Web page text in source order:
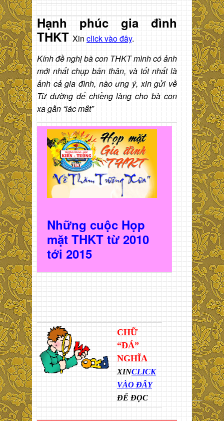
Hạnh phúc gia đình
THKT Xin click vào đây.
Kính đề nghị bà con THKT mình có ảnh
mới nhất chụp bản thân, và tốt nhất là
ảnh cả gia đình, nào ưng ý, xin gửi về
Từ đường để chiềng làng cho bà con
xa gần “lác mắt”
Những cuộc Họp
mặt THKT từ 2010
tới 2015
CHỮ
“ĐÁ”
NGHĨA
XINCLICK
VÀO ĐÂY
ĐỂ ĐỌC